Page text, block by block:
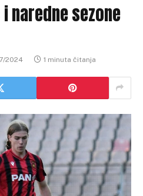
naredne sezone
2024 1 minuta čitanja